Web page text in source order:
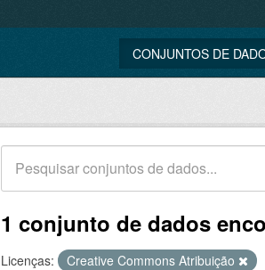
CONJUNTOS DE
1 conjunto de dados
Licenças: Creative Commons Atribuição